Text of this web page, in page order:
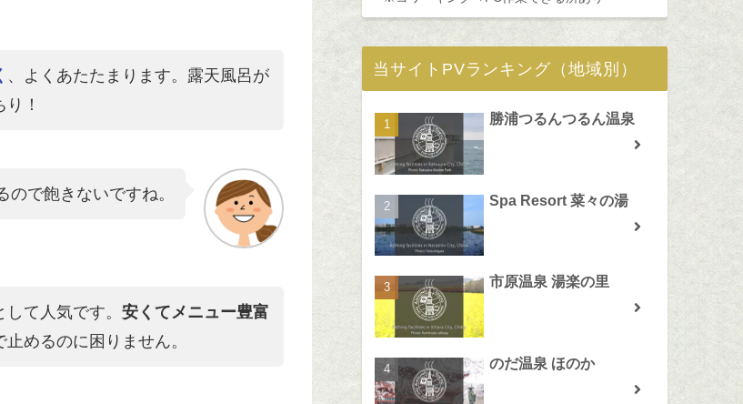
、よくあたたまります。露天風呂が
！
ので飽きないですね。
て人気です。 安くてメニュー豊富
めるのに困りません。
当サイトPVランキング（地域別）
勝浦つるんつるん温泉
Spa Resort 菜々の湯
市原温泉 湯楽の里
のだ温泉 ほのか